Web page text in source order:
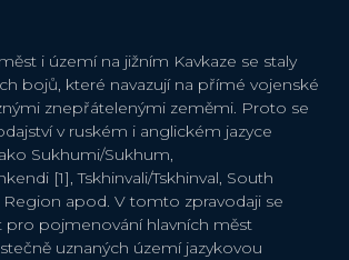
i území na jižním Kavkaze se staly
bojů, které navazují na přímé vojenské
znepřátelenými zeměmi. Proto se
v ruském i anglickém jazyce
Sukhumi/Sukhum,
[1], Tskhinvali/Tskhinval, South
Region apod. V tomto zpravodaji se
pro pojmenování hlavních měst
uznaných území jazykovou